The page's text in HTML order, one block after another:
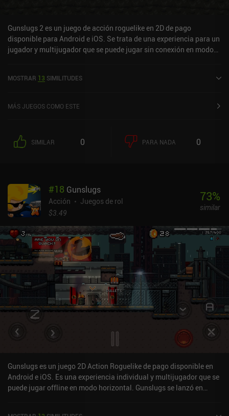
Gunslugs 2 es un juego de acción roguelike en 2D de pago
disponible para Android e iOS. Se trata de una experiencia para un
jugador y multijugador que se puede jugar sin conexión en modo
en la App Store de iOS.
MOSTRAR 13 SIMILITUDES
MÁS JUEGOS COMO ESTE
SIMILAR 0 PARA NADA 0
#18 Gunslugs
Acción
Juegos de rol
$3.49
73%
similar
Gunslugs es un juego 2D Action Roguelike de pago disponible en
Android e iOS. Es una experiencia individual y multijugador que se
puede jugar offline en modo horizontal. Gunslugs se lanzó en